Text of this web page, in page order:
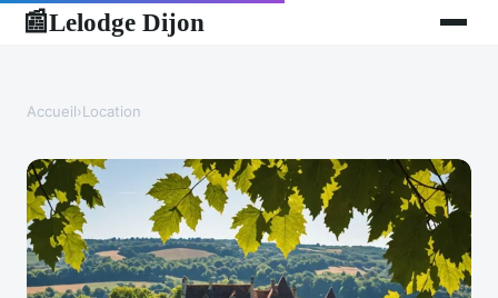
📰Lelodge Dijon
Accueil›Location